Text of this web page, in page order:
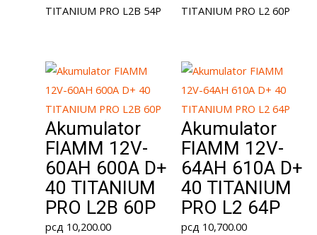
TITANIUM PRO L2B 54P
TITANIUM PRO L2 60P
Akumulator
FIAMM 12V-
60AH 600A D+
40 TITANIUM
PRO L2B 60P
рсд 10,200.00
Akumulator
FIAMM 12V-
64AH 610A D+
40 TITANIUM
PRO L2 64P
рсд 10,700.00